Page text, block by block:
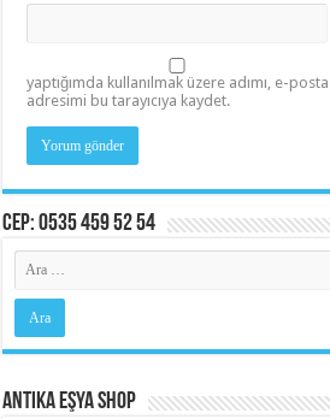
yaptığımda kullanılmak üzere adımı, e-
adresimi bu tarayıcıya kaydet.
Cep: 0535 459 52 54
Antika Eşya Shop